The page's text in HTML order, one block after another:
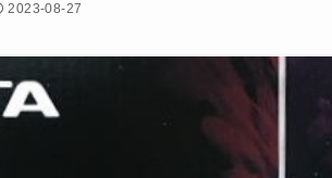
2023-08-27